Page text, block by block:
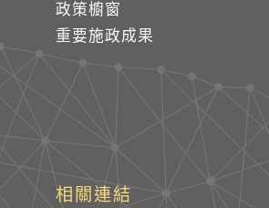
政策櫥窗
重要施政成果
相關連結